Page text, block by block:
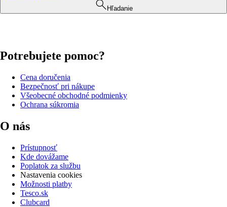
Hľadanie
Potrebujete pomoc?
Cena doručenia
Bezpečnosť pri nákupe
Všeobecné obchodné podmienky
Ochrana súkromia
O nás
Prístupnosť
Kde dovážame
Poplatok za službu
Nastavenia cookies
Možnosti platby
Tesco.sk
Clubcard